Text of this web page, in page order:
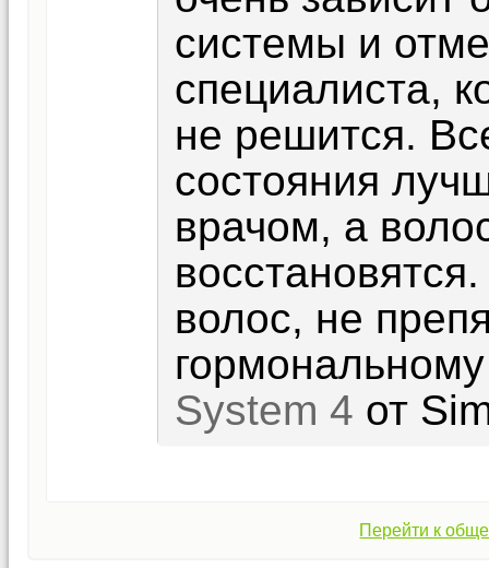
системы и
специалиста,
не решится.
состояния
врачом, а
волос, не
System 4 от
Перейти к